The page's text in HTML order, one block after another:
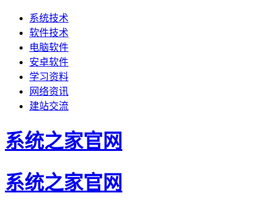
系统技术
软件技术
电脑软件
安卓软件
学习资料
网络资讯
建站交流
系统之家官网
系统之家官网